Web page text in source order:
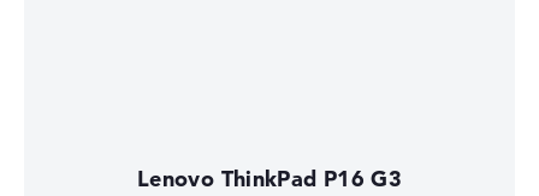
Lenovo ThinkPad P16 G3